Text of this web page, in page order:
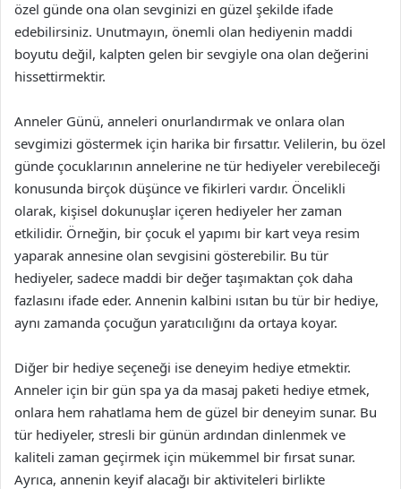
özel günde ona olan sevginizi en güzel şekilde ifade
edebilirsiniz. Unutmayın, önemli olan hediyenin maddi
boyutu değil, kalpten gelen bir sevgiyle ona olan değerini
hissettirmektir.
Anneler Günü, anneleri onurlandırmak ve onlara olan
sevgimizi göstermek için harika bir fırsattır. Velilerin, bu özel
günde çocuklarının annelerine ne tür hediyeler verebileceği
konusunda birçok düşünce ve fikirleri vardır. Öncelikli
olarak, kişisel dokunuşlar içeren hediyeler her zaman
etkilidir. Örneğin, bir çocuk el yapımı bir kart veya resim
yaparak annesine olan sevgisini gösterebilir. Bu tür
hediyeler, sadece maddi bir değer taşımaktan çok daha
fazlasını ifade eder. Annenin kalbini ısıtan bu tür bir hediye,
aynı zamanda çocuğun yaratıcılığını da ortaya koyar.
Diğer bir hediye seçeneği ise deneyim hediye etmektir.
Anneler için bir gün spa ya da masaj paketi hediye etmek,
onlara hem rahatlama hem de güzel bir deneyim sunar. Bu
tür hediyeler, stresli bir günün ardından dinlenmek ve
kaliteli zaman geçirmek için mükemmel bir fırsat sunar.
Ayrıca, annenin keyif alacağı bir aktiviteleri birlikte